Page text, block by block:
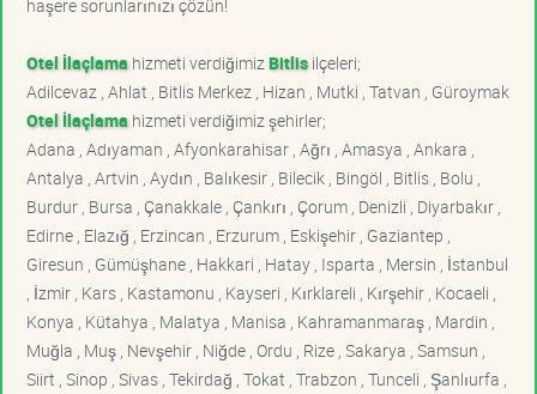
haşere sorunlarınızı çözün!
Otel İlaçlama hizmeti verdiğimiz Bitlisilçeleri;
Adilcevaz , Ahlat , Bitlis Merkez , Hizan , Mutki , Tatvan , Güroymak
Otel İlaçlama hizmeti verdiğimiz şehirler;
Adana , Adıyaman , Afyonkarahisar , Ağrı , Amasya , Ankara ,
Antalya , Artvin , Aydın , Balıkesir , Bilecik , Bingöl , Bitlis , Bolu ,
Burdur , Bursa , Çanakkale , Çankırı , Çorum , Denizli , Diyarbakır ,
Edirne , Elazığ , Erzincan , Erzurum , Eskişehir , Gaziantep ,
Giresun , Gümüşhane , Hakkari , Hatay , Isparta , Mersin , İstanbul
, İzmir , Kars , Kastamonu , Kayseri , Kırklareli , Kırşehir , Kocaeli ,
Konya , Kütahya , Malatya , Manisa , Kahramanmaraş , Mardin ,
Muğla , Muş , Nevşehir , Niğde , Ordu , Rize , Sakarya , Samsun ,
Siirt , Sinop , Sivas , Tekirdağ , Tokat , Trabzon , Tunceli , Şanlıurfa ,